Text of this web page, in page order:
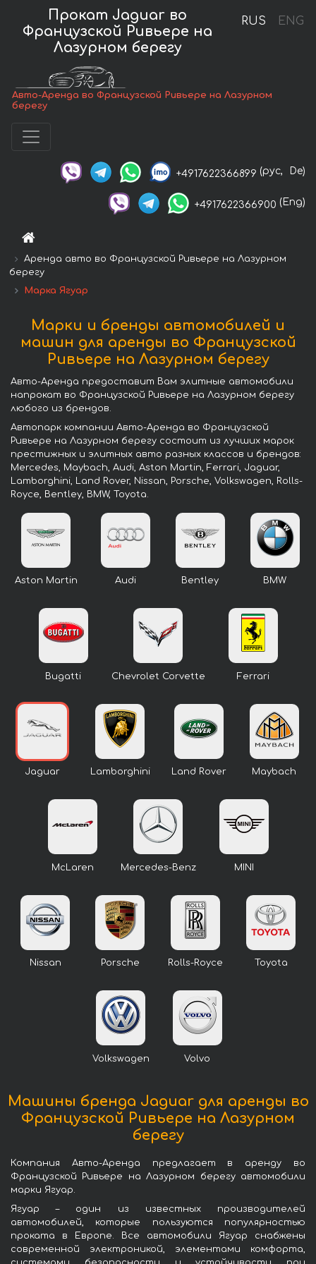
RUS ENG
Прокат Jaguar во
Французской Ривьере на
Лазурном берегу
Авто-Аренда во Французской Ривьере на Лазурном
берегу
+4917622366899 (рус, De)
+4917622366900 (Eng)
Аренда авто во Французской Ривьере на Лазурном
берегу
Марка Ягуар
Марки и бренды автомобилей и
машин для аренды во Французской
Ривьере на Лазурном берегу
Авто-Аренда предоставит Вам элитные автомобили
напрокат во Французской Ривьере на Лазурном берегу
любого из брендов.
Автопарк компании Авто-Аренда во Французской
Ривьере на Лазурном берегу состоит из лучших марок
престижных и элитных авто разных классов и брендов:
Mercedes, Maybach, Audi, Aston Martin, Ferrari, Jaguar,
Lamborghini, Land Rover, Nissan, Porsche, Volkswagen, Rolls-
Royce, Bentley, BMW, Toyota.
Aston Martin Audi Bentley BMW
Bugatti Chevrolet Corvette Ferrari
Jaguar Lamborghini Land Rover Maybach
McLaren Mercedes-Benz MINI
Nissan Porsche Rolls-Royce Toyota
Volkswagen Volvo
Машины бренда Jaguar для аренды во
Французской Ривьере на Лазурном
берегу
Компания Авто-Аренда предлагает в аренду во
Французской Ривьере на Лазурном берегу автомобили
марки Ягуар.
Ягуар – один из известных производителей
автомобилей, которые пользуются популярностью
проката в Европе. Все автомобили Ягуар снабжены
современной электроникой, элементами комфорта,